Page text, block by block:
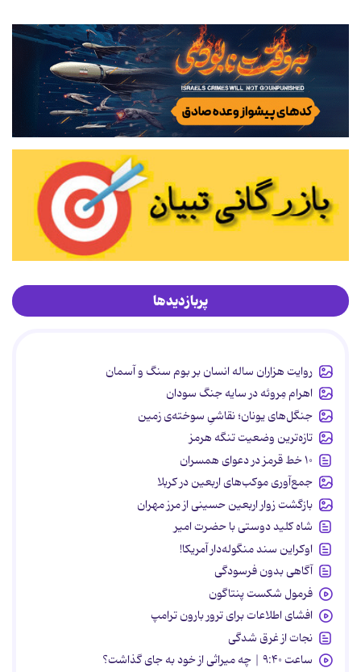
پربازدیدها
روایت هزاران ساله انسان بر بوم سنگ و آسمان
اهرام مِروئه در سایه جنگ سودان
جنگل‌های یونان؛ نقاشیِ سوخته‌ی زمین
تازه‌ترین وضعیت تنگه هرمز
۱۰ خط قرمز در دعوای همسران
جمع‌آوری موکب‌های اربعین در کربلا
بازگشت زوار اربعین حسینی از مرز مهران
شاه کلید دوستی با حضرت امیر
اوکراین سند منگوله‌دار آمریکا!
آگاهی بدون فرسودگی
فرمول شکست پنتاگون
افشای اطلاعات برای ترور بارون ترامپ
نجات از غرق شدگی
ساعت ۹:۴۰ | چه میراثی از خود به جای گذاشت؟